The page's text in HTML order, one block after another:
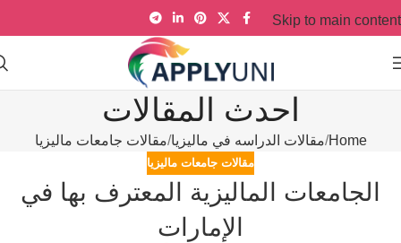
Skip to main content
احدث المقالات
Home مقالات الدراسه في ماليزيا مقالات جامعات ماليزيا
مقالات جامعات ماليزيا
الجامعات الماليزية المعترف بها في
الإمارات